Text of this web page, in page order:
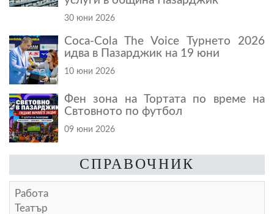
30 юни 2026
Coca-Cola The Voice Турнето 2026
идва в Пазарджик на 19 юни
10 юни 2026
Фен зона на Тортата по време на
Свтовното по футбол
09 юни 2026
СПРАВОЧНИК
Работа
Театър